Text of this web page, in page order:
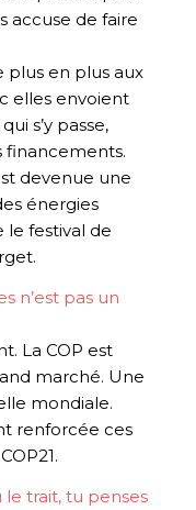
accuse de faire
plus en plus aux
elles envoient
s’y passe,
financements.
devenue une
énergies
festival de
n’est pas un
La COP est
marché. Une
mondiale.
renforcée ces
le trait, tu penses